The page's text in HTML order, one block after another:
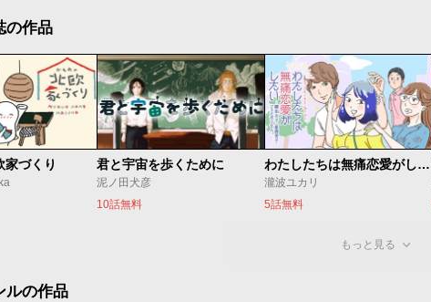
の作品
家づくり 君と宇宙を歩くために
泥ノ田犬彦
10話無料
わたしたちは無痛恋愛がしたい 〜鍵垢女子と星屑男子とフェミおじさん〜
瀧波ユカリ
5話無料
もっと見る
ルの作品